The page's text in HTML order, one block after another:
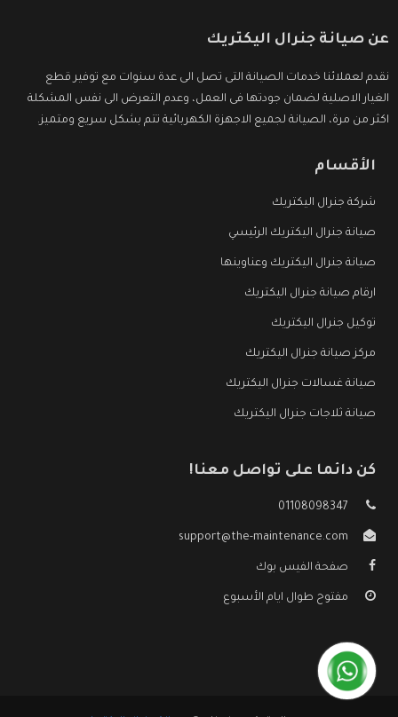
عن صيانة جنرال اليكتريك
نقدم لعملائنا خدمات الصيانة التى تصل الى عدة سنوات مع توفير قطع
الغيار الاصلية لضمان جودتها فى العمل، وعدم التعرض الى نفس المشكلة
اكثر من مرة، الصيانة لجميع الاجهزة الكهربائية تتم بشكل سريع ومتميز.
الأقسام
شركة جنرال اليكتريك
صيانة جنرال اليكتريك الرئيسي
صيانة جنرال اليكتريك وعناوينها
ارقام صيانة جنرال اليكتريك
توكيل جنرال اليكتريك
مركز صيانة جنرال اليكتريك
صيانة غسالات جنرال اليكتريك
صيانة ثلاجات جنرال اليكتريك
كن دائما على تواصل معنا!
01108098347
support@the-maintenance.com
صفحة الفيس بوك
مفتوح طوال ايام الأسبوع